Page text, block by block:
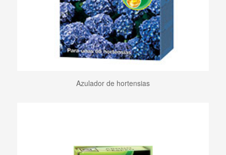
Azulador de hortensias